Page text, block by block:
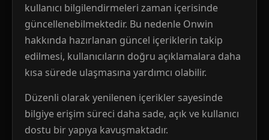
kullanıcı bilgilendirmeleri zaman içerisinde
güncellenebilmektedir. Bu nedenle Onwin
hakkında hazırlanan güncel içeriklerin takip
edilmesi, kullanıcıların doğru açıklamalara daha
kısa sürede ulaşmasına yardımcı olabilir.
Düzenli olarak yenilenen içerikler sayesinde
bilgiye erişim süreci daha sade, açık ve kullanıcı
dostu bir yapıya kavuşmaktadır.